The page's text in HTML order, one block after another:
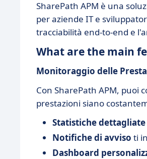
SharePath APM è una
per aziende IT e
tracciabilità end-to-end e
What are the main
Monitoraggio delle
Con SharePath APM, puoi
prestazioni siano
Statistiche dettagliate
Notifiche di avviso ti
Dashboard